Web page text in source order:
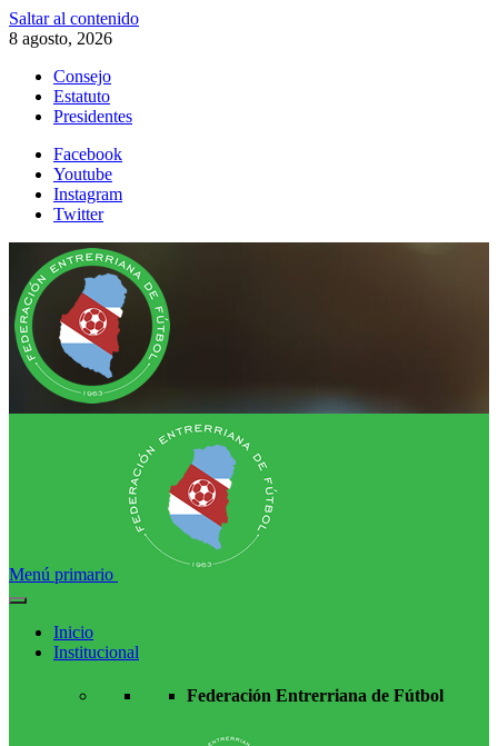
Saltar al contenido
8 agosto, 2026
Consejo
Estatuto
Presidentes
Facebook
Youtube
Instagram
Twitter
Menú primario
Inicio
Institucional
Federación Entrerriana de Fútbol